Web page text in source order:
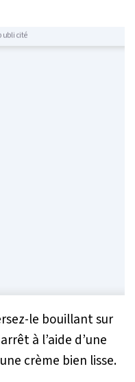
le bouillant sur
à l’aide d’une
crème bien lisse.